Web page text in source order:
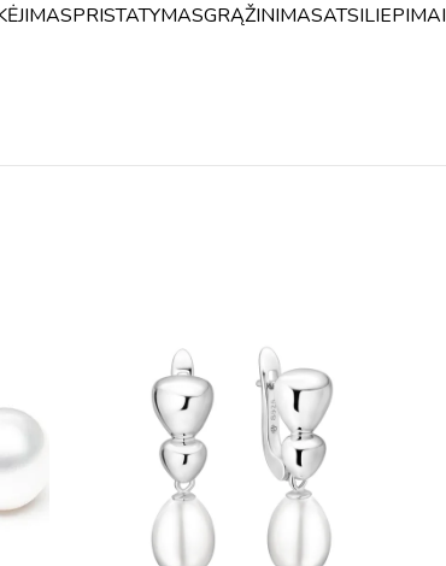
PRISTATYMASGRĄŽINIMASATSILIEPIMAI